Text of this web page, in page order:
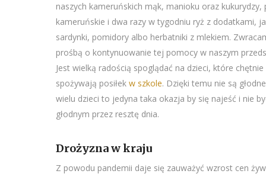
naszych kameruńskich mąk, manioku oraz kukurydzy,
kameruńskie i dwa razy w tygodniu ryż z dodatkami,
sardynki, pomidory albo herbatniki z mlekiem.
prośbą o kontynuowanie tej pomocy w naszym
Jest wielką radością spoglądać na dzieci, które chętnie
spożywają posiłek w szkole. Dzięki temu nie są
wielu dzieci to jedyna taka okazja by się najeść i nie
głodnym przez resztę dnia.
Drożyzna w kraju
Z powodu pandemii daje się zauważyć wzrost cen